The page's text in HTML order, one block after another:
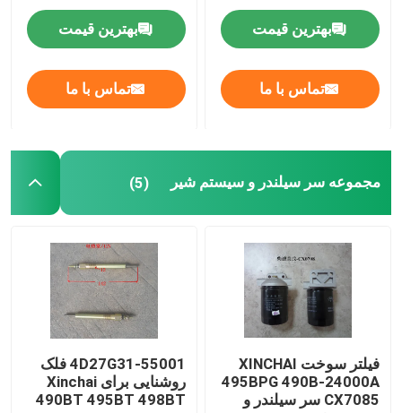
بهترین قیمت
تماس با ما
بهترین قیمت
تماس با ما
مجموعه سر سیلندر و سیستم شیر (5)
فیلتر سوخت XINCHAI
495BPG 490B-24000A
CX7085 سر سیلندر و
4D27G31-55001 فلک
روشنایی برای Xinchai
490BT 495BT 498BT